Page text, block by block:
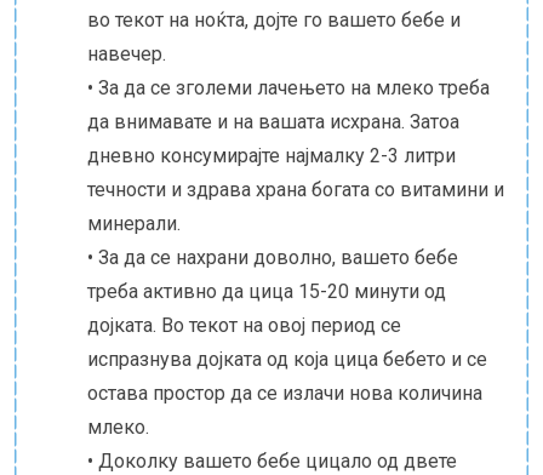
во текот на ноќта, дојте го вашето бебе и
навечер.
• За да се зголеми лачењето на млеко треба
да внимавате и на вашата исхрана. Затоа
дневно консумирајте најмалку 2-3 литри
течности и здрава храна богата со витамини и
минерали.
• За да се нахрани доволно, вашето бебе
треба активно да цица 15-20 минути од
дојката. Во текот на овој период се
испразнува дојката од која цица бебето и се
остава простор да се излачи нова количина
млеко.
• Доколку вашето бебе цицало од двете